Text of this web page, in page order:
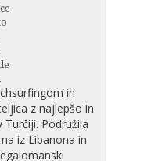
in
z najlepšo in
Podružila
iz Libanona in